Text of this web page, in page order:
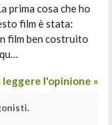
prima cosa che ho
film è stata:
film ben costruito
leggere l'opinione »